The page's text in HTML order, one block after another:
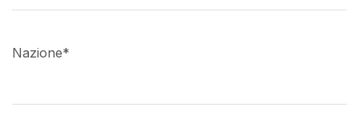
Nazione*